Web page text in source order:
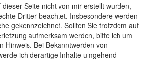
Seite nicht von mir erstellt wurden,
Dritter beachtet. Insbesondere werden
gekennzeichnet. Sollten Sie trotzdem auf
aufmerksam werden, bitte ich um
Hinweis. Bei Bekanntwerden von
ich derartige Inhalte umgehend